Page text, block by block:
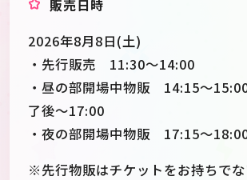
販売日時
2026年8月8日(土)
・先行販売 11:30～14:00
・昼の部開場中物販 14:15～
了後～17:00
・夜の部開場中物販 17:15～
※先行物販はチケットをお持ちで